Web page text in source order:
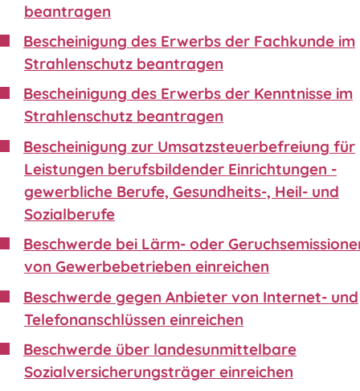
beantragen
Bescheinigung des Erwerbs der Fachkunde im
Strahlenschutz beantragen
Bescheinigung des Erwerbs der Kenntnisse im
Strahlenschutz beantragen
Bescheinigung zur Umsatzsteuerbefreiung für
Leistungen berufsbildender Einrichtungen -
gewerbliche Berufe, Gesundheits-, Heil- und
Sozialberufe
Beschwerde bei Lärm- oder
von Gewerbebetrieben einreichen
Beschwerde gegen Anbieter von Internet- und
Telefonanschlüssen einreichen
Beschwerde über landesunmittelbare
Sozialversicherungsträger einreichen